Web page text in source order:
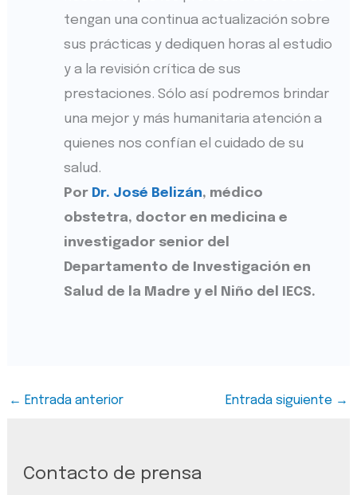
tengan una continua actualización sobre
sus prácticas y dediquen horas al estudio
y a la revisión crítica de sus
prestaciones. Sólo así podremos brindar
una mejor y más humanitaria atención a
quienes nos confían el cuidado de su
salud.
Por Dr. José Belizán, médico
obstetra, doctor en medicina e
investigador senior del
Departamento de Investigación en
Salud de la Madre y el Niño del IECS.
← Entrada anterior Entrada siguiente →
Contacto de prensa